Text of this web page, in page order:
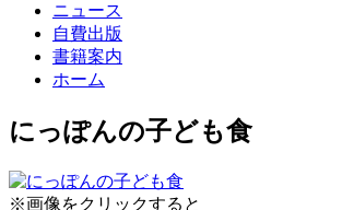
ニュース
自費出版
書籍案内
ホーム
にっぽんの子ども食
※画像をクリックすると